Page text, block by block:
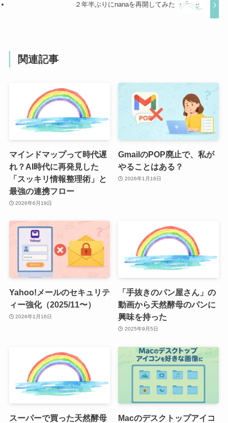
２年半ぶりにnanaを再開してみた
関連記事
マインドマップって時代遅
れ？AI時代に再発見した
「スッキリ情報整理術」と
最強の連携フロー
2026年6月19日
GmailのPOP廃止で、私が
やることはある？
2026年1月16日
Yahoo!メールのセキュリテ
ィー強化（2025/11〜）
2026年1月16日
「手抜きのパン屋さん」の
動画から天然酵母のパンに
興味を持った
2025年9月5日
スーパーで買った天然酵母 Macのデスクトップアイコ